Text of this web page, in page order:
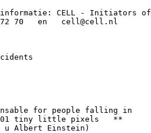
informatie: CELL - Initiators
72 70   en   cell@cell.nl
for people falling in
tiny little pixels   **
u Albert Einstein)